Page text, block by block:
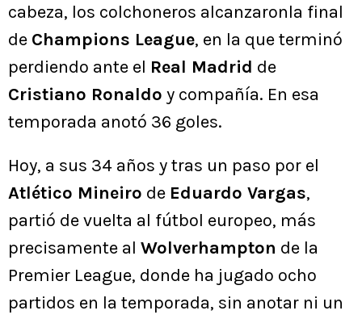
cabeza, los colchoneros alcanzaronla final
de Champions League, en la que terminó
perdiendo ante el Real Madrid de
Cristiano Ronaldo y compañía. En esa
temporada anotó 36 goles.
Hoy, a sus 34 años y tras un paso por el
Atlético Mineiro de Eduardo Vargas,
partió de vuelta al fútbol europeo, más
precisamente al Wolverhampton de la
Premier League, donde ha jugado ocho
partidos en la temporada, sin anotar ni un